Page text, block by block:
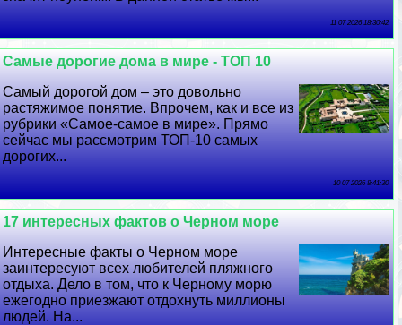
11 07 2026 18:30:42
Самые дорогие дома в мире - ТОП 10
Самый дорогой дом – это довольно
растяжимое понятие. Впрочем, как и все из
рубрики «Самое-самое в мире». Прямо
сейчас мы рассмотрим ТОП-10 самых
дорогих...
10 07 2026 8:41:30
17 интересных фактов о Черном море
Интересные факты о Черном море
заинтересуют всех любителей пляжного
отдыха. Дело в том, что к Черному морю
ежегодно приезжают отдохнуть миллионы
людей. На...